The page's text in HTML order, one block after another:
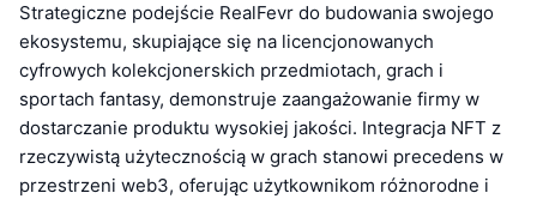
Strategiczne podejście RealFevr do budowania swojego
ekosystemu, skupiające się na licencjonowanych
cyfrowych kolekcjonerskich przedmiotach, grach i
sportach fantasy, demonstruje zaangażowanie firmy w
dostarczanie produktu wysokiej jakości. Integracja NFT z
rzeczywistą użytecznością w grach stanowi precedens w
przestrzeni web3, oferując użytkownikom różnorodne i